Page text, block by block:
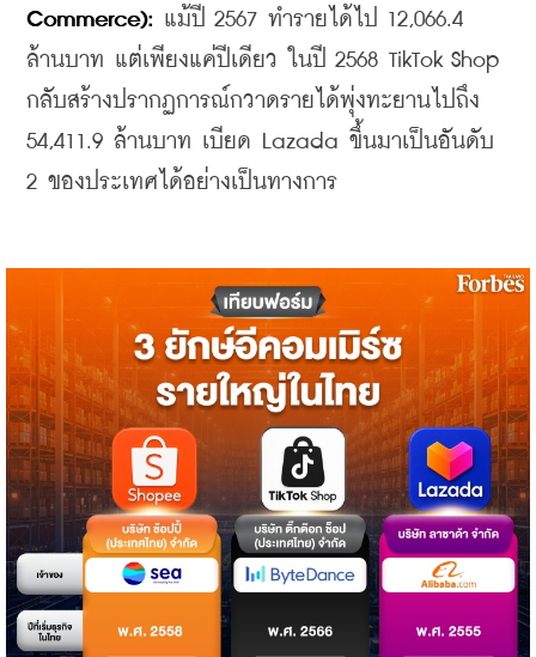
Commerce): แม้ปี 2567 ทำรายได้ไป 12,066.4
ล้านบาท แต่เพียงแค่ปีเดียว ในปี 2568 TikTok Shop
กลับสร้างปรากฏการณ์กวาดรายได้พุ่งทะยานไปถึง
54,411.9 ล้านบาท เบียด Lazada ขึ้นมาเป็นอันดับ
2 ของประเทศได้อย่างเป็นทางการ